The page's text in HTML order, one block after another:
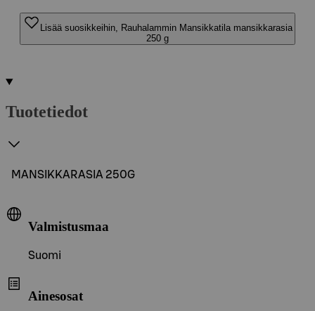
Lisää suosikkeihin, Rauhalammin Mansikkatila mansikkarasia
250 g
Tuotetiedot
MANSIKKARASIA 250G
Valmistusmaa
Suomi
Ainesosat